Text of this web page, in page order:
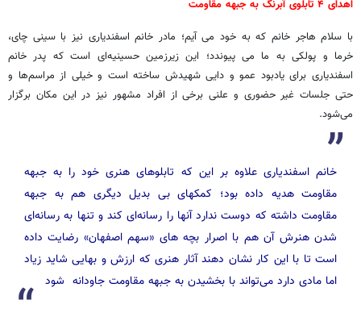
اهدای ۴ تابلوی آبرنگ به جبهه مقاومت
با سلام هاجر خانم که به خود می آیم؛ مادر خانم اسفندیاری نیز با سینی چای،
خرما و پولکی به ما می پیوندد؛ این زیرزمین حسینیه‌ای است که پدر خانم
اسفندیاری برای یادبود عمو و دایی شهیدش ساخته است و خیلی از مراسم‌ها و
حتی جلسات غیر حضوری و علنی برخی از افراد مشهور نیز در این مکان برگزار
می‌شود.
خانم اسفندیاری علاوه بر این که تابلوهای هنری خود را به جبهه
مقاومت هدیه داده بود؛ کمکهای بی بدیل دیگری هم به جبهه
مقاومت داشته که دوست ندارد آنها را رسانه‌ای کند و تنها به رسانه‌ای
شدن هنرش آن هم با اصرار بچه های «سهم اصفهان» رضایت داده
است تا با این کار نشان دهند آثار هنری که ارزش و بهایی شاید زیاد
اما مادی دارد می‌تواند با بخشیدن به جبهه مقاومت جاودانه شود